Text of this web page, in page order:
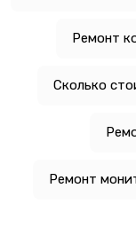
Ремонт
Сколько
Ремонт